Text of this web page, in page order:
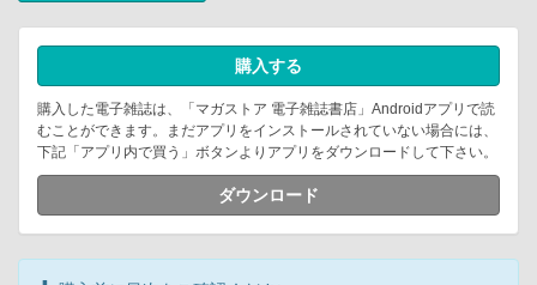
購入する
購入した電子雑誌は、「マガストア 電子雑誌書店」Androidアプリで読
むことができます。まだアプリをインストールされていない場合には、
下記「アプリ内で買う」ボタンよりアプリをダウンロードして下さい。
ダウンロード